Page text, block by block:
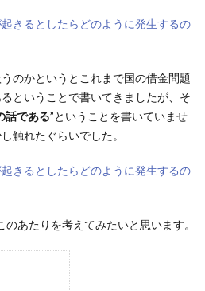
きるとしたらどのように発生するの
のかというとこれまで国の借金問題
ということで書いてきましたが、そ
話である”ということを書いていませ
触れたぐらいでした。
きるとしたらどのように発生するの
あたりを考えてみたいと思います。